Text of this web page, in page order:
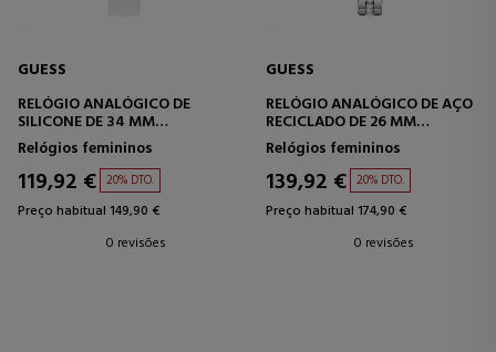
GUESS
RELÓGIO ANALÓGICO DE
SILICONE DE 34 MM
GW1042L1
Relógios femininos
119,92 € 20% DTO.
Preço habitual 149,90 €
0 revisões
GUESS
RELÓGIO ANALÓGICO DE AÇO
RECICLADO DE 26 MM
GW0994L1
Relógios femininos
139,92 € 20% DTO.
Preço habitual 174,90 €
0 revisões